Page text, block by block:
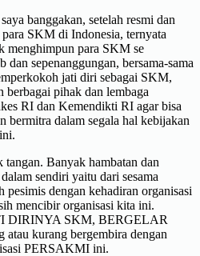
banggakan, setelah resmi dan
SKM di Indonesia, ternyata
menghimpun para SKM se
dan sepenanggungan, bersama-sama
jati diri sebagai SKM,
berbagai pihak dan lembaga
RI dan Kemendikti RI agar bisa
bermitra dalam segala hal kebijakan
Banyak hambatan dan
sendiri yaitu dari sesama
dengan kehadiran organisasi
mencibir organisasi kita ini.
DIRINYA SKM, BERGELAR
atau kurang bergembira dengan
PERSAKMI ini.